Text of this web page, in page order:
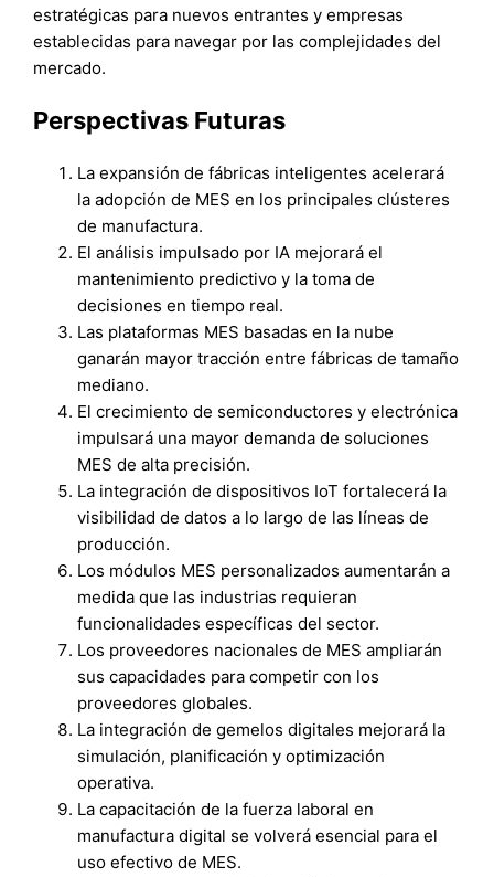
estratégicas para nuevos entrantes y empresas
establecidas para navegar por las complejidades del
mercado.
Perspectivas Futuras
La expansión de fábricas inteligentes acelerará
la adopción de MES en los principales clústeres
de manufactura.
El análisis impulsado por IA mejorará el
mantenimiento predictivo y la toma de
decisiones en tiempo real.
Las plataformas MES basadas en la nube
ganarán mayor tracción entre fábricas de tamaño
mediano.
El crecimiento de semiconductores y electrónica
impulsará una mayor demanda de soluciones
MES de alta precisión.
La integración de dispositivos IoT fortalecerá la
visibilidad de datos a lo largo de las líneas de
producción.
Los módulos MES personalizados aumentarán a
medida que las industrias requieran
funcionalidades específicas del sector.
Los proveedores nacionales de MES ampliarán
sus capacidades para competir con los
proveedores globales.
La integración de gemelos digitales mejorará la
simulación, planificación y optimización
operativa.
La capacitación de la fuerza laboral en
manufactura digital se volverá esencial para el
uso efectivo de MES.